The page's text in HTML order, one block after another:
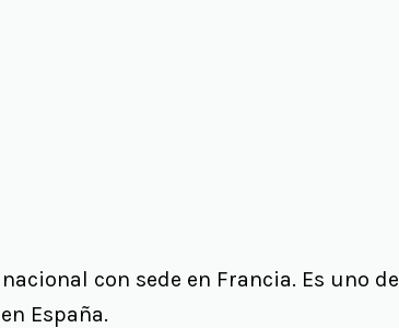
con sede en Francia. Es uno
España.